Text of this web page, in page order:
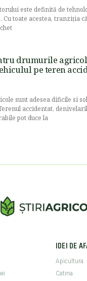
este definită de
Cu toate acestea, tranziția
drumurile
pe teren
sunt adesea dificile si
accidentat,
pot duce la
IDEI DE
Apicultura
Catina